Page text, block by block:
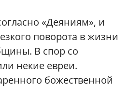
«Деяниям», и
поворота в жизни
В спор со
некие евреи.
божественной